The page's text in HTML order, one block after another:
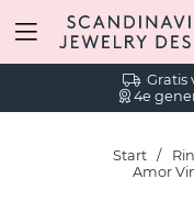
Gratis
4e
Start
Amor